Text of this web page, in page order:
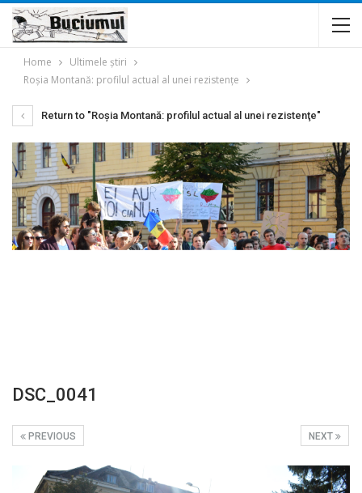
Home
Ultimele ştiri
Roşia Montană: profilul actual al unei rezistenţe
Return to "Roşia Montană: profilul actual al unei rezistenţe"
DSC_0041
NEXT
PREVIOUS